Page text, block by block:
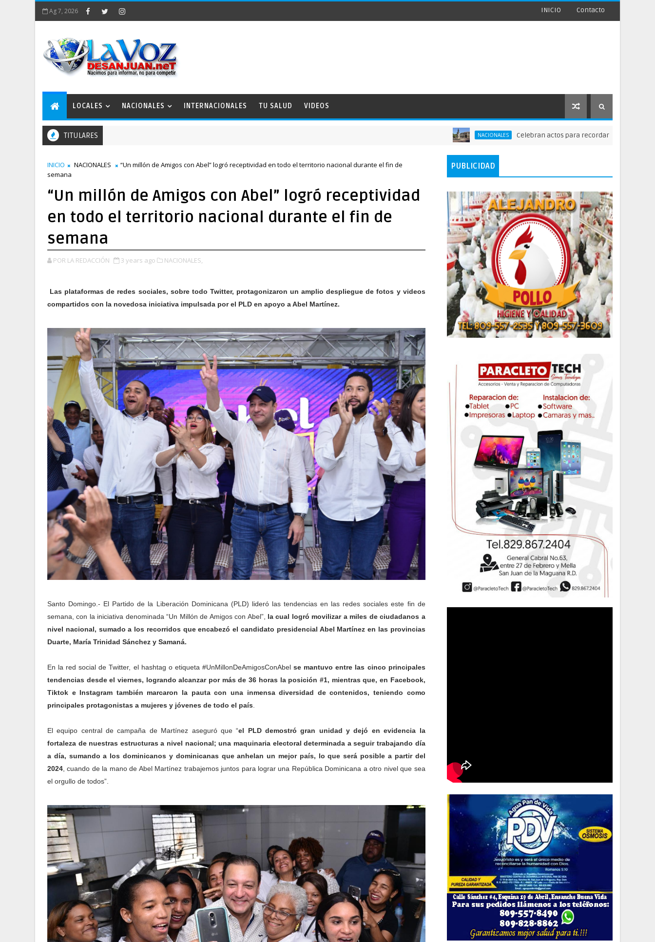
Ag 7, 2026 INICIO Contacto
LOCALES NACIONALES INTERNACIONALES TU SALUD VIDEOS
TITULARES NACIONALES Celebran actos para recordar la fundación de Santo
INICIO NACIONALES
“Un millón de Amigos con Abel” logró receptividad en todo el territorio nacional durante el fin de
semana
“Un millón de Amigos con Abel” logró receptividad
en todo el territorio nacional durante el fin de
semana
POR LA REDACCIÓN 3 years ago NACIONALES,
Las plataformas de redes sociales, sobre todo Twitter, protagonizaron un amplio despliegue de fotos y videos
compartidos con la novedosa iniciativa impulsada por el PLD en apoyo a Abel Martínez.
Santo Domingo.- El Partido de la Liberación Dominicana (PLD) lideró las tendencias en las redes sociales este fin de
semana, con la iniciativa denominada “Un Millón de Amigos con Abel”, la cual logró movilizar a miles de ciudadanos a
nivel nacional, sumado a los recorridos que encabezó el candidato presidencial Abel Martínez en las provincias
Duarte, María Trinidad Sánchez y Samaná.
En la red social de Twitter, el hashtag o etiqueta #UnMillonDeAmigosConAbel se mantuvo entre las cinco principales
tendencias desde el viernes, logrando alcanzar por más de 36 horas la posición #1, mientras que, en Facebook,
Tiktok e Instagram también marcaron la pauta con una inmensa diversidad de contenidos, teniendo como
principales protagonistas a mujeres y jóvenes de todo el país.
El equipo central de campaña de Martínez aseguró que “el PLD demostró gran unidad y dejó en evidencia la
fortaleza de nuestras estructuras a nivel nacional; una maquinaria electoral determinada a seguir trabajando día
a día, sumando a los dominicanos y dominicanas que anhelan un mejor país, lo que será posible a partir del
2024, cuando de la mano de Abel Martínez trabajemos juntos para lograr una República Dominicana a otro nivel que sea
el orgullo de todos”.
PUBLICIDAD